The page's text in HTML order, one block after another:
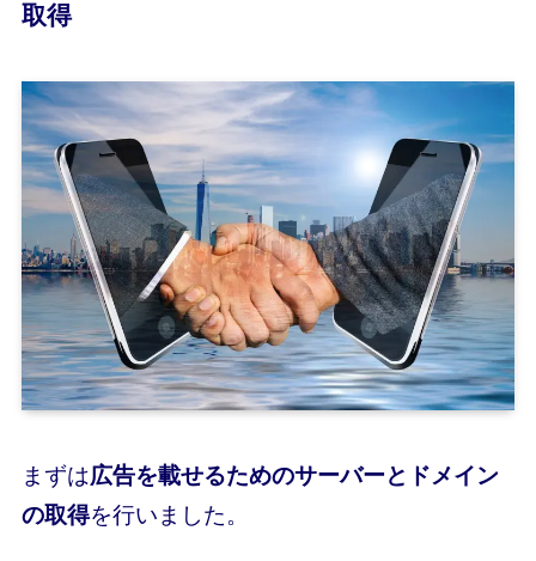
取得
まずは広告を載せるためのサーバーとドメイン
の取得を行いました。